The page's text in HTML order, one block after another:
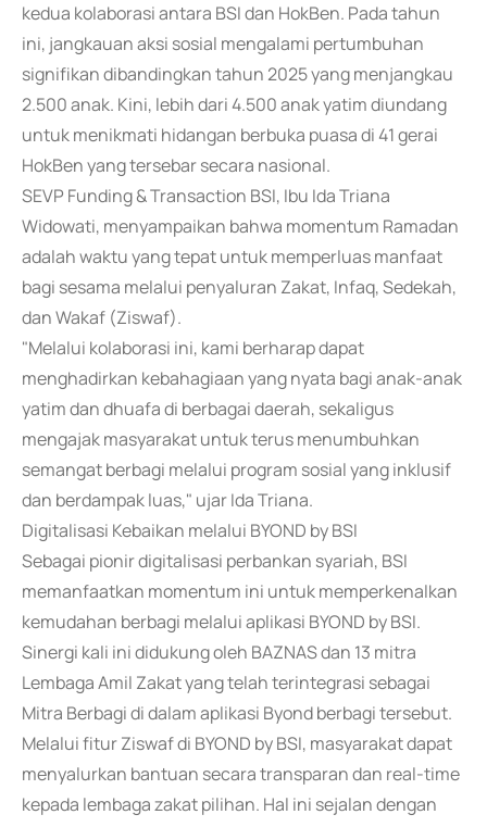
kedua kolaborasi antara BSI dan HokBen. Pada tahun
ini, jangkauan aksi sosial mengalami pertumbuhan
signifikan dibandingkan tahun 2025 yang menjangkau
2.500 anak. Kini, lebih dari 4.500 anak yatim diundang
untuk menikmati hidangan berbuka puasa di 41 gerai
HokBen yang tersebar secara nasional.
SEVP Funding & Transaction BSI, Ibu Ida Triana
Widowati, menyampaikan bahwa momentum Ramadan
adalah waktu yang tepat untuk memperluas manfaat
bagi sesama melalui penyaluran Zakat, Infaq, Sedekah,
dan Wakaf (Ziswaf).
"Melalui kolaborasi ini, kami berharap dapat
menghadirkan kebahagiaan yang nyata bagi anak-anak
yatim dan dhuafa di berbagai daerah, sekaligus
mengajak masyarakat untuk terus menumbuhkan
semangat berbagi melalui program sosial yang inklusif
dan berdampak luas," ujar Ida Triana.
Digitalisasi Kebaikan melalui BYOND by BSI
Sebagai pionir digitalisasi perbankan syariah, BSI
memanfaatkan momentum ini untuk memperkenalkan
kemudahan berbagi melalui aplikasi BYOND by BSI.
Sinergi kali ini didukung oleh BAZNAS dan 13 mitra
Lembaga Amil Zakat yang telah terintegrasi sebagai
Mitra Berbagi di dalam aplikasi Byond berbagi tersebut.
Melalui fitur Ziswaf di BYOND by BSI, masyarakat dapat
menyalurkan bantuan secara transparan dan real-time
kepada lembaga zakat pilihan. Hal ini sejalan dengan